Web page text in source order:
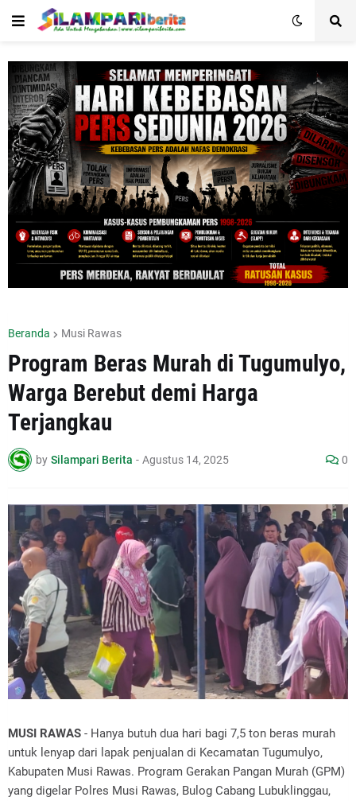
Beranda Musi Rawas
Program Beras Murah di Tugumulyo,
Warga Berebut demi Harga
Terjangkau
by Silampari Berita - Agustus 14, 2025 0
MUSI RAWAS - Hanya butuh dua hari bagi 7,5 ton beras murah
untuk lenyap dari lapak penjualan di Kecamatan Tugumulyo,
Kabupaten Musi Rawas. Program Gerakan Pangan Murah (GPM)
yang digelar Polres Musi Rawas, Bulog Cabang Lubuklinggau,